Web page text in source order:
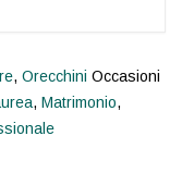
, Orecchini Occasioni
, Matrimonio,